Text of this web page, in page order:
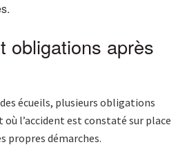
obligations après
écueils, plusieurs obligations
où l’accident est constaté sur place
propres démarches.